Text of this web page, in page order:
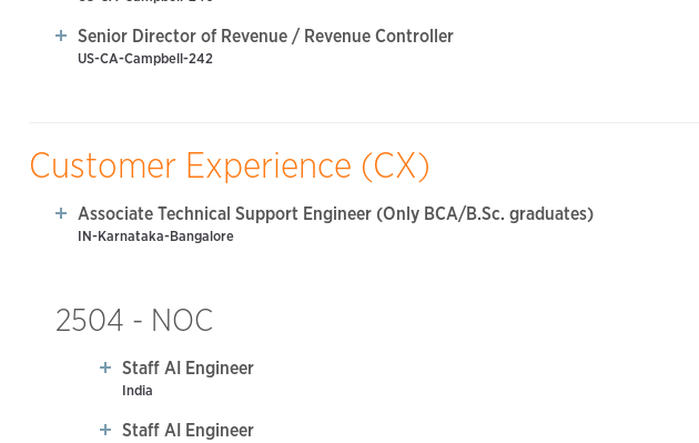
Senior Director of Revenue / Revenue Controller
US-CA-Campbell-242
Customer Experience (CX)
Associate Technical Support Engineer (Only BCA/B.Sc. graduates)
IN-Karnataka-Bangalore
2504 - NOC
Staff AI Engineer
India
Staff AI Engineer